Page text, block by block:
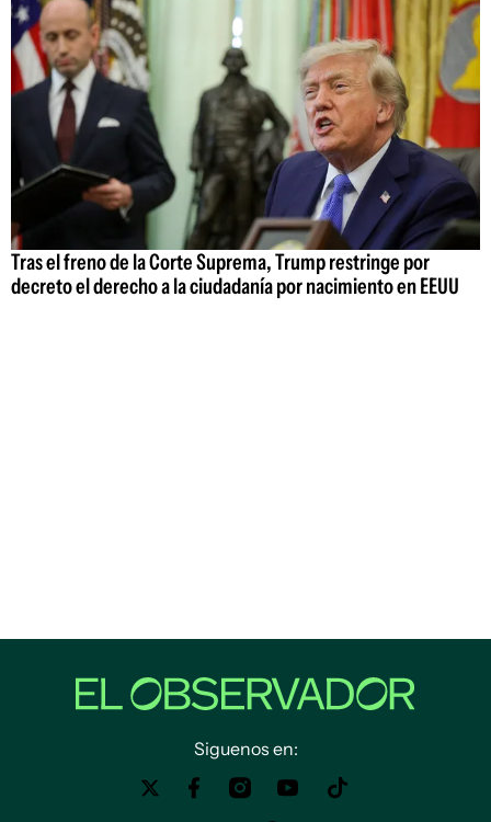
Tras el freno de la Corte Suprema, Trump restringe por
decreto el derecho a la ciudadanía por nacimiento en EEUU
Siguenos en: